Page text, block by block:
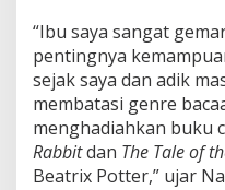
“Ibu saya sangat
pentingnya
sejak saya dan adik
membatasi genre
menghadiahkan buku
Rabbitdan The Tale of
Beatrix Potter,” ujar